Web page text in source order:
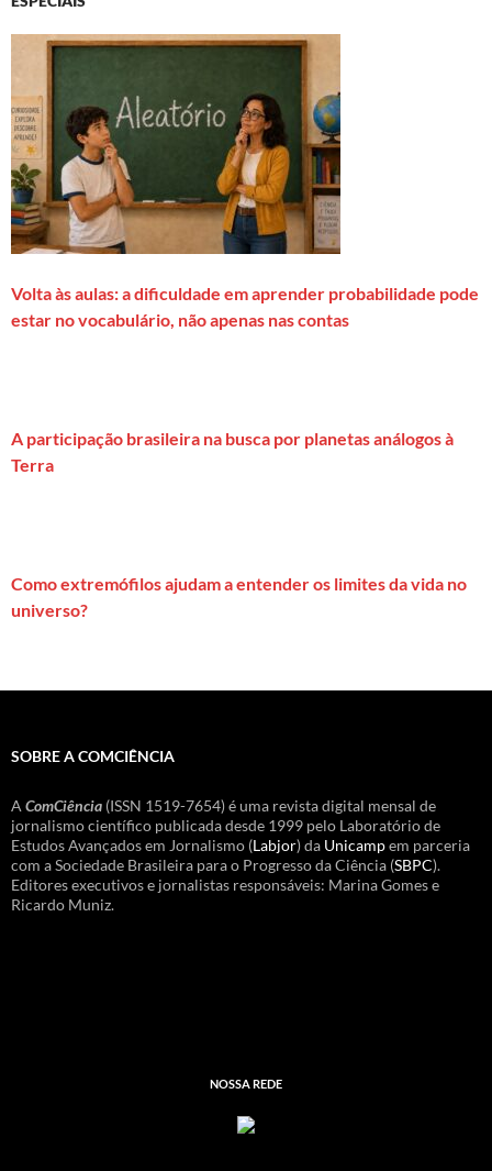
Volta às aulas: a dificuldade em aprender probabilidade pode
estar no vocabulário, não apenas nas contas
A participação brasileira na busca por planetas análogos à
Terra
Como extremófilos ajudam a entender os limites da vida no
universo?
SOBRE A COMCIÊNCIA
A ComCiência (ISSN 1519-7654) é uma revista digital mensal de
jornalismo científico publicada desde 1999 pelo Laboratório de
Estudos Avançados em Jornalismo (Labjor) da Unicampem parceria
com a Sociedade Brasileira para o Progresso da Ciência (SBPC).
Editores executivos e jornalistas responsáveis: Marina Gomes e
Ricardo Muniz.
NOSSA REDE